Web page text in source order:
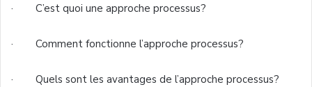
· C’est quoi une approche processus?
· Comment fonctionne l’approche processus?
· Quels sont les avantages de l’approche processus?